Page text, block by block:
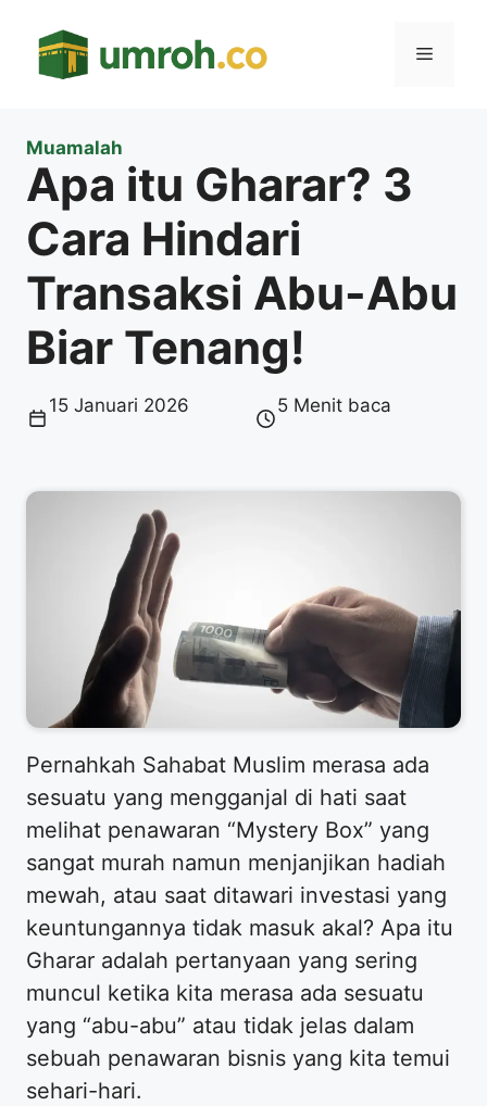
Menu
Muamalah
Apa itu Gharar? 3
Cara Hindari
Transaksi Abu-Abu
Biar Tenang!
15 Januari 2026 5 Menit baca
Pernahkah Sahabat Muslim merasa ada
sesuatu yang mengganjal di hati saat
melihat penawaran “Mystery Box” yang
sangat murah namun menjanjikan hadiah
mewah, atau saat ditawari investasi yang
keuntungannya tidak masuk akal? Apa itu
Gharar adalah pertanyaan yang sering
muncul ketika kita merasa ada sesuatu
yang “abu-abu” atau tidak jelas dalam
sebuah penawaran bisnis yang kita temui
sehari-hari.